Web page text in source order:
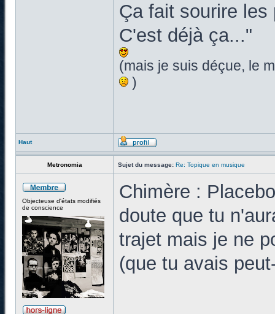
Ça fait sourire les
C'est déjà ça..."
(mais je suis déçue, le
)
Haut
Metronomia Sujet du message: Re: Topique en musique
Objecteuse d'états modifiés
de conscience
Chimère :
doute que tu
trajet mais je ne
(que tu avais